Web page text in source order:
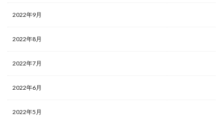
2022年9月
2022年8月
2022年7月
2022年6月
2022年5月